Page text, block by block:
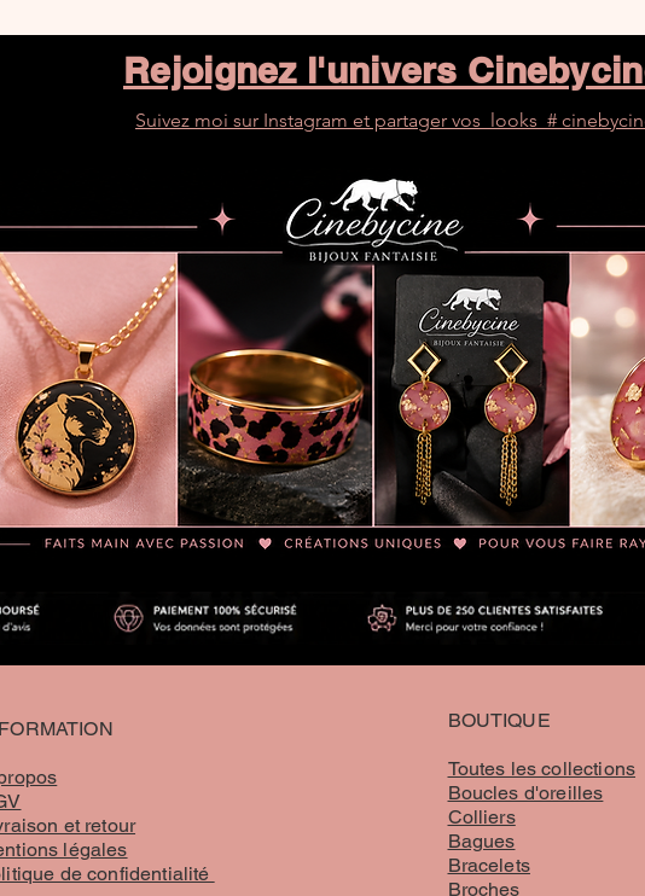
Rejoignez l'univers
Suivez moi sur Instagram et partager vos looks #
et retour
légales
de confidentialité
BOUTIQUE
Toutes les collections
Boucles d'oreilles
Colliers
Bagues
Bracelets
Broches